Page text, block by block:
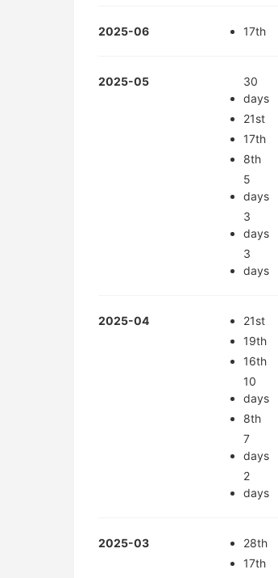
2025-06 17th
2025-05
30
days
21st
17th
8th
5
days
3
days
3
days
2025-04 21st
19th
16th
10
days
8th
7
days
2
days
2025-03 28th
17th